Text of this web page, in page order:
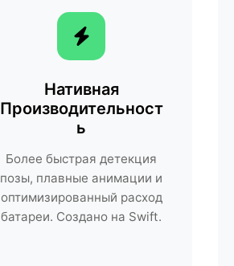
Нативная
Производительност
ь
Более быстрая детекция
позы, плавные анимации и
оптимизированный расход
батареи. Создано на Swift.